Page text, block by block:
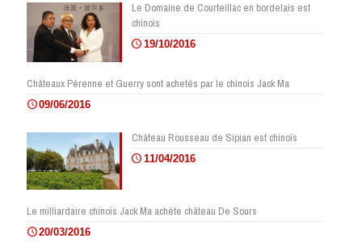
Le Domaine de Courteillac en bordelais est
chinois
19/10/2016
Châteaux Pérenne et Guerry sont achetés par le chinois Jack Ma
09/06/2016
Château Rousseau de Sipian est chinois
11/04/2016
Le milliardaire chinois Jack Ma achète château De Sours
20/03/2016